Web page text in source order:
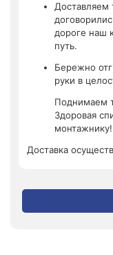
Доставляем
дороге наш
путь.
Бережно
руки в
Поднимаем
Здоровая
монтажнику!
Доставка